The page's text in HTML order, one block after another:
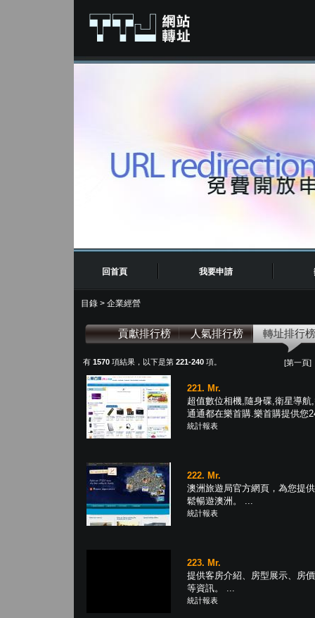
回首頁 我要申請
目錄 > 企業經營
貢獻排行榜 人氣排行榜 轉址排行榜
有 1570 項結果，以下是第 221-240 項。 [第一頁]
221. Mr.
超值數位相機,隨身碟,衛星導
通通都在樂首購.樂首購提供您
統計報表
222. Mr.
澳洲旅遊局官方網頁，為您提
鬆暢遊澳洲。 ...
統計報表
223. Mr.
提供客房介紹、房型展示、房
等資訊。 ...
統計報表